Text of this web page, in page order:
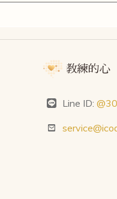
Line ID: